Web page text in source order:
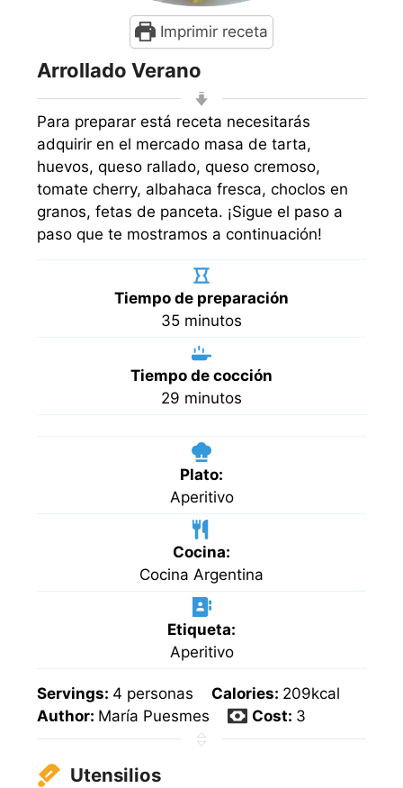
Imprimir receta
Arrollado Verano
Para preparar está receta necesitarás
adquirir en el mercado masa de tarta,
huevos, queso rallado, queso cremoso,
tomate cherry, albahaca fresca, choclos en
granos, fetas de panceta. ¡Sigue el paso a
paso que te mostramos a continuación!
Tiempo de preparación
35minutos
minutos
Tiempo de cocción
29 minutos
minutos
Plato:
Aperitivo
Cocina:
Cocina Argentina
Etiqueta:
Aperitivo
Servings: 4 personas Calories: 209kcal
Author: María Puesmes Cost: 3
Utensilios